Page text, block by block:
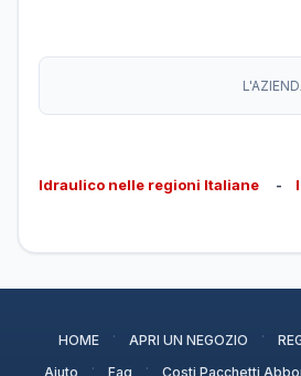
Idraulico nelle regioni Italiane -
HOME · APRI UN NEGOZIO ·
Aiuto · Faq · Costi Pacchetti